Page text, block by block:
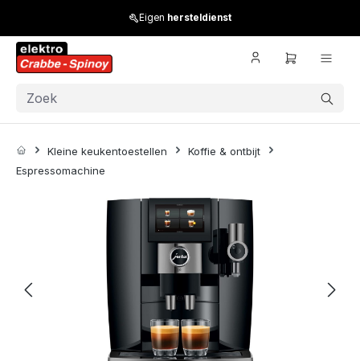
Eigen hersteldienst
Kleine keukentoestellen
Koffie & ontbijt
Espressomachine
Skip image gallery